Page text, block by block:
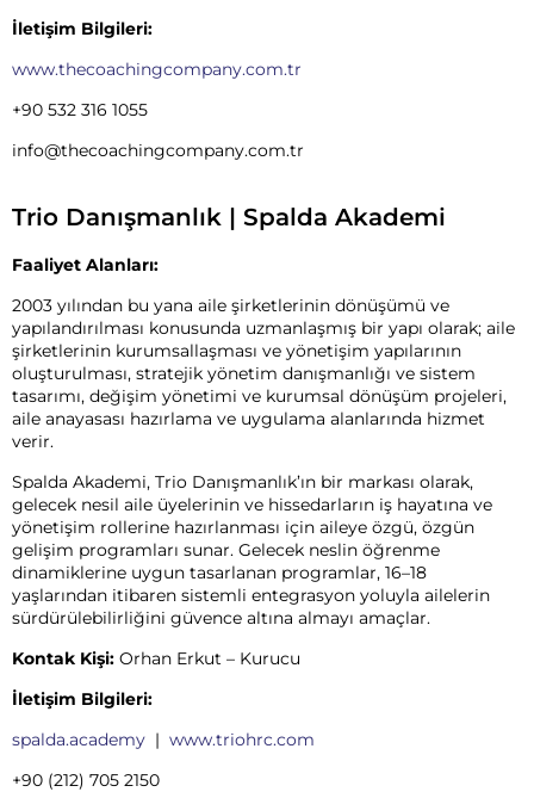
İletişim Bilgileri:
www.thecoachingcompany.com.tr
+90 532 316 1055
info@thecoachingcompany.com.tr
Trio Danışmanlık | Spalda Akademi
Faaliyet Alanları:
2003 yılından bu yana aile şirketlerinin dönüşümü ve
yapılandırılması konusunda uzmanlaşmış bir yapı olarak; aile
şirketlerinin kurumsallaşması ve yönetişim yapılarının
oluşturulması, stratejik yönetim danışmanlığı ve sistem
tasarımı, değişim yönetimi ve kurumsal dönüşüm projeleri,
aile anayasası hazırlama ve uygulama alanlarında hizmet
verir.
Spalda Akademi, Trio Danışmanlık’ın bir markası olarak,
gelecek nesil aile üyelerinin ve hissedarların iş hayatına ve
yönetişim rollerine hazırlanması için aileye özgü, özgün
gelişim programları sunar. Gelecek neslin öğrenme
dinamiklerine uygun tasarlanan programlar, 16–18
yaşlarından itibaren sistemli entegrasyon yoluyla ailelerin
sürdürülebilirliğini güvence altına almayı amaçlar.
Kontak Kişi: Orhan Erkut – Kurucu
İletişim Bilgileri:
spalda.academy | www.triohrc.com
+90 (212) 705 2150